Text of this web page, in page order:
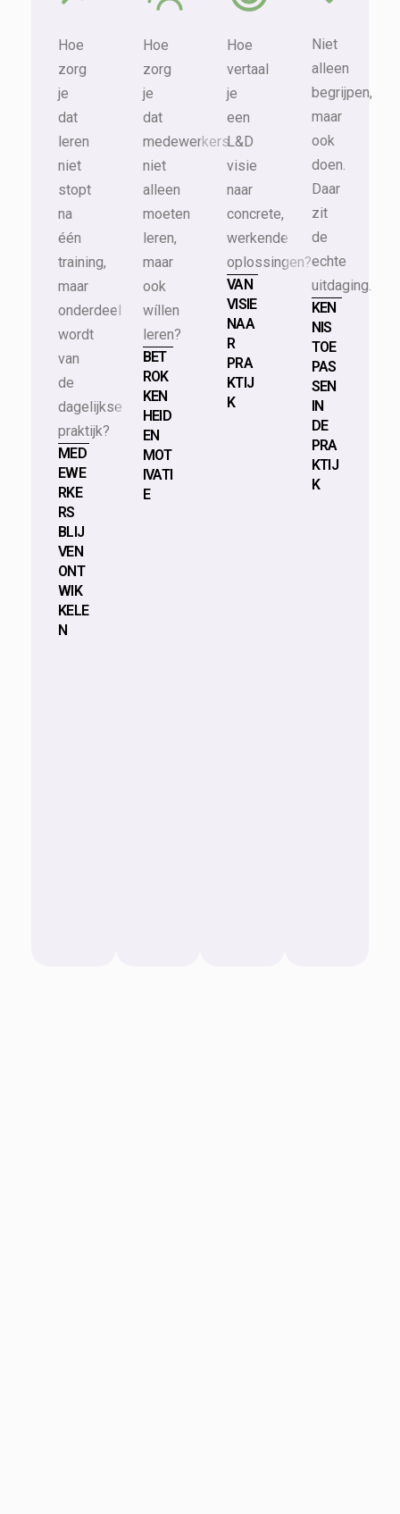
Hoe
zorg
je
dat
leren
niet
stopt
na
één
training,
maar
onderdeel
wordt
van
de
dagelijkse
praktijk?
MED
EWE
RKE
RS
BLIJ
VEN
ONT
WIK
KELE
N
Hoe
zorg
je
dat
medewerkers
niet
alleen
moeten
leren,
maar
ook
wíllen
leren?
BET
ROK
KEN
HEID
EN
MOT
IVATI
E
Hoe
vertaal
je
een
L&D
visie
naar
concrete,
werkende
oplossingen?
VAN
VISIE
NAA
R
PRA
KTIJ
K
Niet
alleen
begrijpen,
maar
ook
doen.
Daar
zit
de
echte
uitdaging.
KEN
NIS
TOE
PAS
SEN
IN
DE
PRA
KTIJ
K